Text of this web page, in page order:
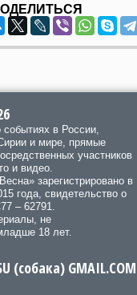
в России,
и мире, прямые
участников
и видео.
зарегистрировано в
года, свидетельство о
– 62791.
не
18 лет.
(собака) GMAIL.COM